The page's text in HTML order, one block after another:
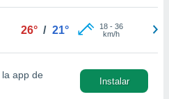
26° / 21° 18- 36
km/h
la app de
Instalar